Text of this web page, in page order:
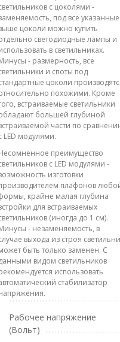
с цоколями -
под все указанные
цоколи можно купить
светодиодные лампы и
в светильниках.
- размерность, все
и споты под
цоколи
похожими. Кроме
встраиваемые светильники
большей глубиной
части по
LED модулями.
преимущество
с LED модулями -
изготовки
плафонов
крайне малая глубина
для встраиваемых
(иногда до 1 см).
- незаменяемость, в
выхода из строя
быть только заменен. С
видом светильников
использовать
стабилизатор
Рабочее напряжение
(Вольт)